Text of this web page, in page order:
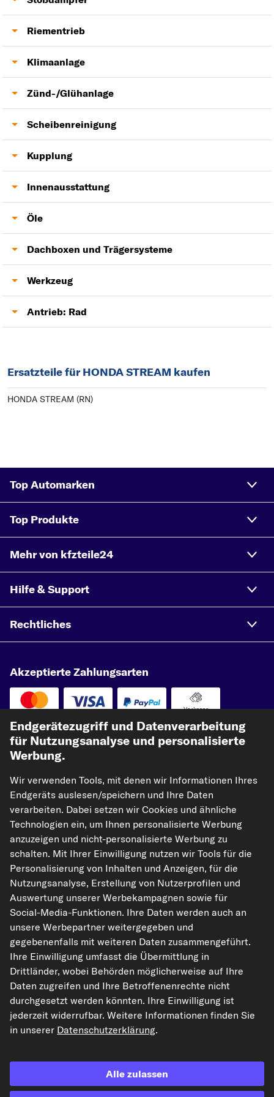
Kühler
Zylinderkopfdichtung
Ventildeckeldichtung
Domlager
Stoßdämpfer
Riementrieb
Keilrippenriemen
Zahnriemensatz
Klimaanlage
Klimakondensator
Klimakompressor
Zünd-/Glühanlage
Zündkerzen
Zündspule
Scheibenreinigung
Scheibenwischer
Kupplung
Kupplung
Innenausstattung
Heckklappendämpfer
Öle
Motoröl
Dachboxen und Trägersysteme
Anhängerkupplung
Werkzeug
Lambdasonde
Antrieb: Rad
Ersatzteile für HONDA STREAM kaufen
HONDA STREAM (RN)
Top Automarken
Top Produkte
Mehr von kfzteile24
Hilfe & Support
Rechtliches
Akzeptierte Zahlungsarten
Vorkasse
Unsere Versandpartner
kfzteile24.de carpardoo.nl
carpardoo.fr
carpardoo.dk
Die hier dargestellten Daten, insbesondere die gesamte Datenbank, dürfen
nicht vervielfältigt werden. Die Vervielfältigung und Verbreitung der Daten und
der Datenbank ohne vorherige Einwilligung von TecAlliance und/oder die
Einbeziehung Dritter in solche Aktivitäten ist streng verboten. Jegliche
unautorisierte Nutzung von Inhalten stellt eine Verletzung des Urheberrechts
dar und kann rechtliche Schritte nach sich ziehen.
Vertrag widerrufen
Endgerätezugriff und Datenverarbeitung
für Nutzungsanalyse und personalisierte
Werbung.
Wir verwenden Tools, mit denen wir Informationen Ihres
Endgeräts auslesen/speichern und Ihre Daten
verarbeiten. Dabei setzen wir Cookies und ähnliche
Technologien ein, um Ihnen personalisierte Werbung
anzuzeigen und nicht-personalisierte Werbung zu
schalten. Mit Ihrer Einwilligung nutzen wir Tools für die
Personalisierung von Inhalten und Anzeigen, für die
Nutzungsanalyse, Erstellung von Nutzerprofilen und
Auswertung unserer Werbekampagnen sowie für
Social-Media-Funktionen. Ihre Daten werden auch an
unsere Werbepartner weitergegeben und
gegebenenfalls mit weiteren Daten zusammengeführt.
Ihre Einwilligung umfasst die Übermittlung in
Drittländer, wobei Behörden möglicherweise auf Ihre
Daten zugreifen und Ihre Betroffenenrechte nicht
durchgesetzt werden könnten. Ihre Einwilligung ist
jederzeit widerrufbar. Weitere Informationen finden Sie
in unserer Datenschutzerklärung.
Alle zulassen